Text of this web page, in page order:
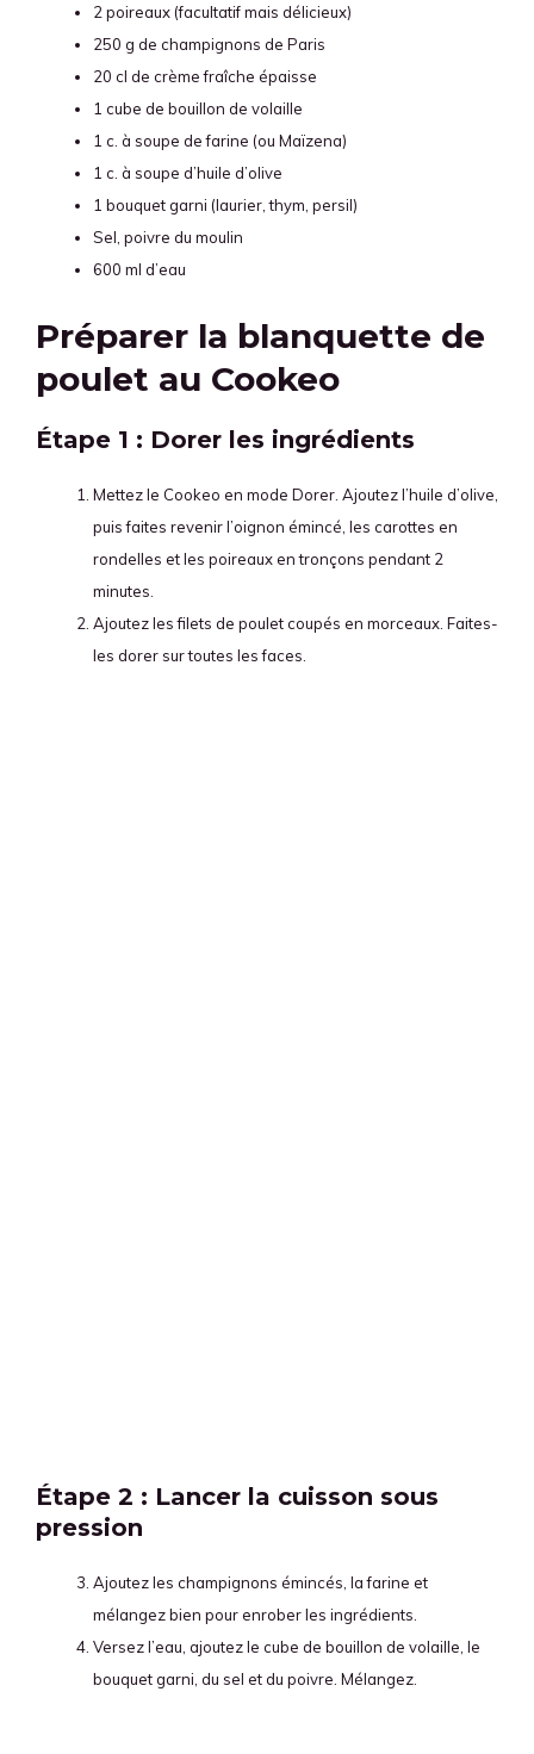
2 poireaux (facultatif mais délicieux)
250 g de champignons de Paris
20 cl de crème fraîche épaisse
1 cube de bouillon de volaille
1 c. à soupe de farine (ou Maïzena)
1 c. à soupe d’huile d’olive
1 bouquet garni (laurier, thym, persil)
Sel, poivre du moulin
600 ml d’eau
Préparer la blanquette de
poulet au Cookeo
Étape 1 : Dorer les ingrédients
Mettez le Cookeo en mode Dorer. Ajoutez l’huile d’olive,
puis faites revenir l’oignon émincé, les carottes en
rondelles et les poireaux en tronçons pendant 2
minutes.
Ajoutez les filets de poulet coupés en morceaux. Faites-
les dorer sur toutes les faces.
Étape 2 : Lancer la cuisson sous
pression
Ajoutez les champignons émincés, la farine et
mélangez bien pour enrober les ingrédients.
Versez l’eau, ajoutez le cube de bouillon de volaille, le
bouquet garni, du sel et du poivre. Mélangez.